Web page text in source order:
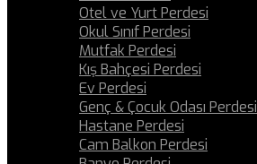
Otel ve Yurt Perdesi
Okul Sınıf Perdesi
Mutfak Perdesi
Kış Bahçesi Perdesi
Ev Perdesi
Genç & Çocuk Odası Perdesi
Hastane Perdesi
Cam Balkon Perdesi